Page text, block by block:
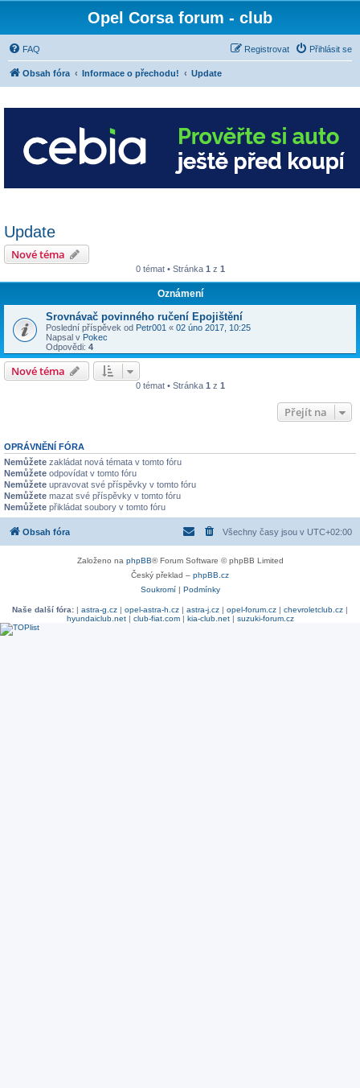
Opel Corsa forum - club
FAQ Přihlásit se
Registrovat
Obsah fóra Informace o přechodu! Update
Update
Nové téma
0 témat • Stránka 1 z 1
Oznámení
Srovnávač povinného ručení Epojištění
Poslední příspěvek od Petr001 « 02 úno 2017, 10:25
Napsal v Pokec
Odpovědi: 4
Nové téma
0 témat • Stránka 1 z 1
Přejít na
OPRÁVNĚNÍ FÓRA
Nemůžete zakládat nová témata v tomto fóru
Nemůžete odpovídat v tomto fóru
Nemůžete upravovat své příspěvky v tomto fóru
Nemůžete mazat své příspěvky v tomto fóru
Nemůžete přikládat soubory v tomto fóru
Obsah fóra Všechny časy jsou v UTC+02:00
Založeno na phpBB® Forum Software © phpBB Limited
Český překlad – phpBB.cz
Soukromí| Podmínky
Naše další fóra: | astra-g.cz | opel-astra-h.cz | astra-j.cz | opel-forum.cz | chevroletclub.cz |
hyundaiclub.net| club-fiat.com| kia-club.net| suzuki-forum.cz